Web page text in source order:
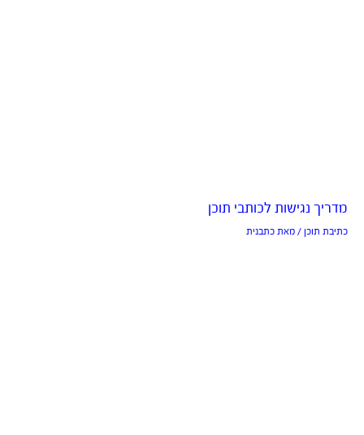
מדריך נגישות לכותבי תוכן
כתיבת תוכן / מאת כתבנית